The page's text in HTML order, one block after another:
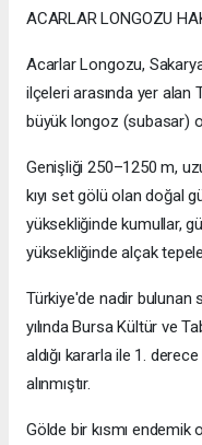
ACARLAR LONGOZU
Acarlar Longozu,
ilçeleri arasında yer alan
büyük longoz (subasar)
Genişliği 250–1250 m,
kıyı set gölü olan doğal
yüksekliğinde kumullar,
yüksekliğinde alçak
Türkiye'de nadir
yılında Bursa Kültür ve
aldığı kararla ile 1.
alınmıştır.
Gölde bir kısmı